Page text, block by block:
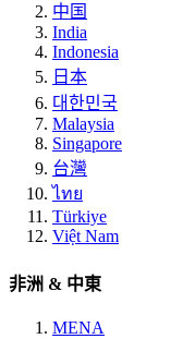
中国
India
Indonesia
日本
대한민국
Malaysia
Singapore
台灣
ไทย
Türkiye
Việt Nam
非洲 & 中東
MENA